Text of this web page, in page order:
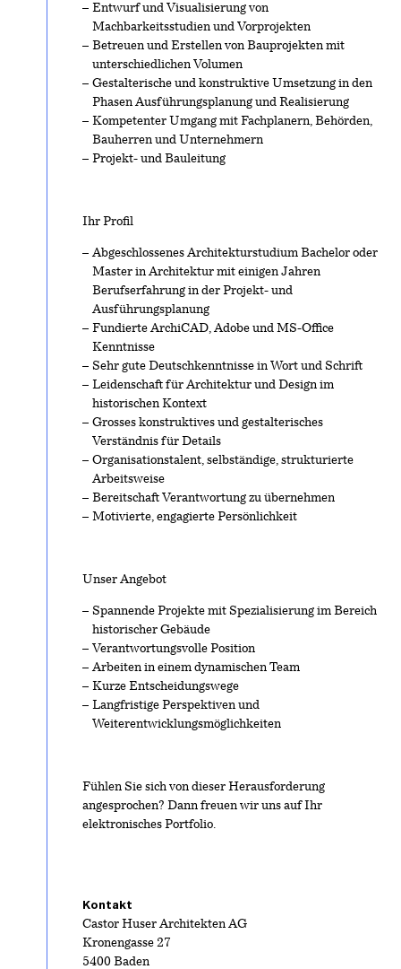
Entwurf und Visualisierung von
Machbarkeitsstudien und Vorprojekten
Betreuen und Erstellen von Bauprojekten mit
unterschiedlichen Volumen
Gestalterische und konstruktive Umsetzung in den
Phasen Ausführungsplanung und Realisierung
Kompetenter Umgang mit Fachplanern, Behörden,
Bauherren und Unternehmern
Projekt- und Bauleitung
Ihr Profil
Abgeschlossenes Architekturstudium Bachelor oder
Master in Architektur mit einigen Jahren
Berufserfahrung in der Projekt- und
Ausführungsplanung
Fundierte ArchiCAD, Adobe und MS-Office
Kenntnisse
Sehr gute Deutschkenntnisse in Wort und Schrift
Leidenschaft für Architektur und Design im
historischen Kontext
Grosses konstruktives und gestalterisches
Verständnis für Details
Organisationstalent, selbständige, strukturierte
Arbeitsweise
Bereitschaft Verantwortung zu übernehmen
Motivierte, engagierte Persönlichkeit
Unser Angebot
Spannende Projekte mit Spezialisierung im Bereich
historischer Gebäude
Verantwortungsvolle Position
Arbeiten in einem dynamischen Team
Kurze Entscheidungswege
Langfristige Perspektiven und
Weiterentwicklungsmöglichkeiten
Fühlen Sie sich von dieser Herausforderung
angesprochen? Dann freuen wir uns auf Ihr
elektronisches Portfolio.
Kontakt
Castor Huser Architekten AG
Kronengasse 27
5400 Baden